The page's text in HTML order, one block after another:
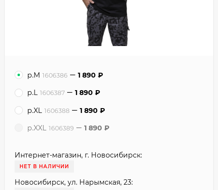
р.M 1606386 1 890 ₽
р.L 1606387 1 890 ₽
р.XL 1606388 1 890 ₽
р.XXL 1606389 1 890 ₽
Интернет-магазин, г. Новосибирск:
НЕТ В НАЛИЧИИ
Новосибирск, ул. Нарымская, 23: